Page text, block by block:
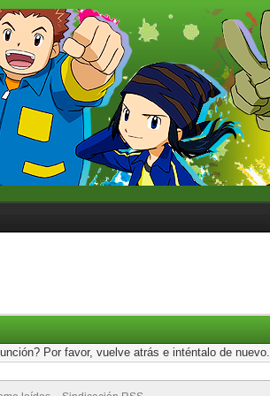
Por favor, vuelve atrás e inténtalo de nuevo.